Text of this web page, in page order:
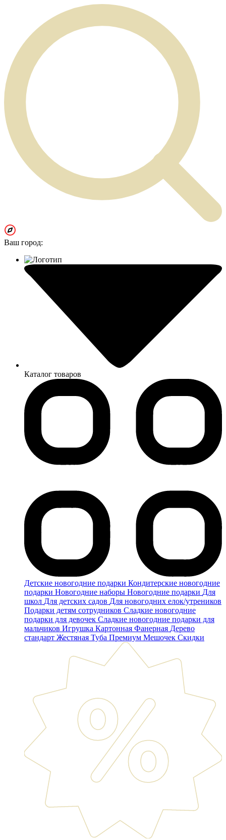
Ваш город:
Каталог товаров
Детские новогодние подарки Кондитерские новогодние
подарки Новогодние наборы Новогодние подарки Для
школ Для детских садов Для новогодних елок/утреников
Подарки детям сотрудников Сладкие новогодние
подарки для девочек Сладкие новогодние подарки для
мальчиков Игрушка Картонная Фанерная Дерево
стандарт Жестяная Туба Премиум Мешочек Скидки